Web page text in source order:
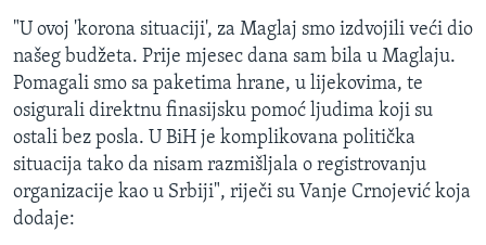
"U ovoj 'korona situaciji', za Maglaj smo izdvojili veći dio
našeg budžeta. Prije mjesec dana sam bila u Maglaju.
Pomagali smo sa paketima hrane, u lijekovima, te
osigurali direktnu finasijsku pomoć ljudima koji su
ostali bez posla. U BiH je komplikovana politička
situacija tako da nisam razmišljala o registrovanju
organizacije kao u Srbiji", riječi su Vanje Crnojević koja
dodaje: